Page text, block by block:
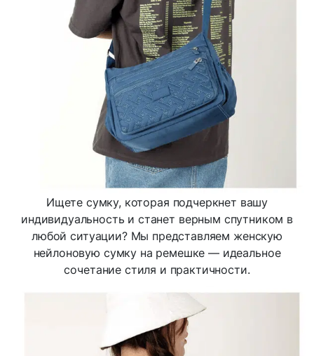
Ищете сумку, которая подчеркнет вашу
индивидуальность и станет верным спутником в
любой ситуации? Мы представляем женскую
нейлоновую сумку на ремешке — идеальное
сочетание стиля и практичности.